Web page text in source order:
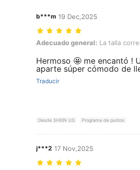
b***m 19 Dec,2025
Adecuado general: La talla
Adecuado general: La talla
Hermoso 🤩 me encantó !
aparte súper cómodo de
Traducir
Desde SHEIN US Programa de puntos
j***2 17 Nov,2025